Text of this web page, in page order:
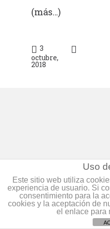
(más…)
3
octubre,
2018
Pablo
Uso
Este sitio web utiliza
experiencia de usuario. Si
consentimiento para la
cookies y la aceptación de
el enlace para